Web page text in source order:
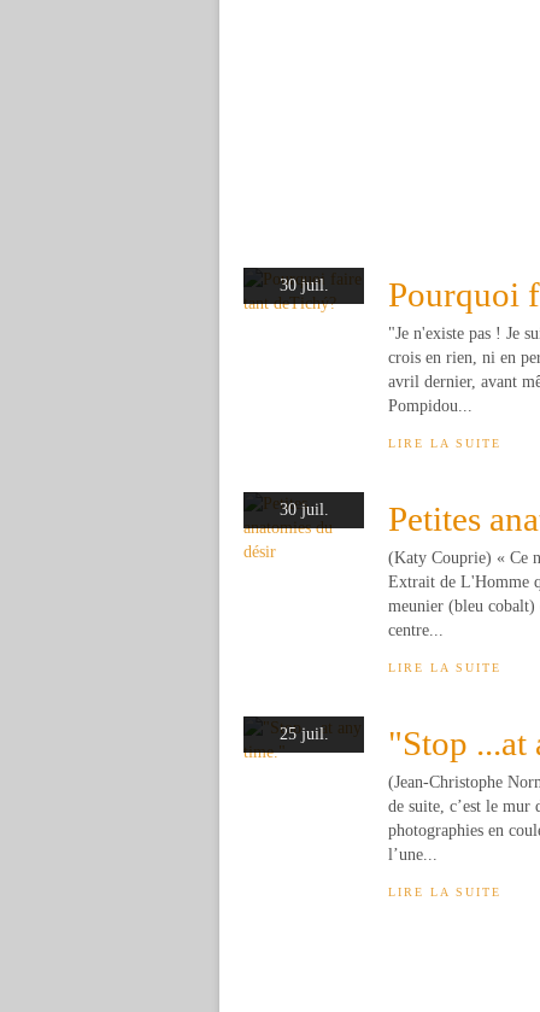
30 juil. Pourquoi
"Je n'existe pas ! Je
crois en rien, ni en
avril dernier, avant
Pompidou...
LIRE LA SUITE
30 juil. Petites
(Katy Couprie) « Ce
Extrait de L'Homme
meunier (bleu cobalt)
centre...
LIRE LA SUITE
25 juil. "Stop ...at
(Jean-Christophe
de suite, c’est le mur
photographies en
l’une...
LIRE LA SUITE